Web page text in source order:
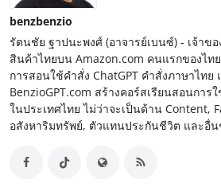
benzbenzio
รัตนชัย ฐาปนะพงศ์ (อาจารย์เบนซ์) - เจ้าข
สินค้าไทยบน Amazon.com คนแรกของไท
การสอนใช้คำสั่ง ChatGPT คำสั่งภาษาไทย
BenzioGPT.com สร้างคอร์สเรียนสอนการ
ในประเทศไทย ไม่ว่าจะเป็นด้าน Content,
อสังหาริมทรัพย์, ตัวแทนประกันชีวิต และอื่น